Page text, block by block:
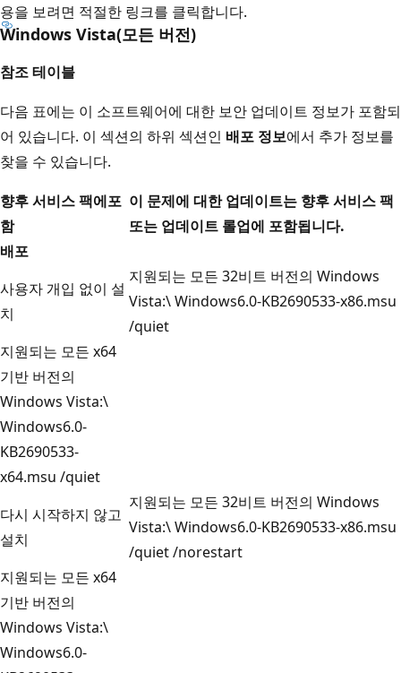
용을 보려면 적절한 링크를 클릭합니다.
Windows Vista(모든 버전)
참조 테이블
다음 표에는 이 소프트웨어에 대한 보안 업데이트 정보가 포함되
어 있습니다. 이 섹션의 하위 섹션인 배포 정보에서 추가 정보를
찾을 수 있습니다.
향후 서비스 팩에포
함
이 문제에 대한 업데이트는 향후 서비스 팩
또는 업데이트 롤업에 포함됩니다.
배포
사용자 개입 없이 설
치
지원되는 모든 32비트 버전의 Windows
Vista:\ Windows6.0-KB2690533-x86.msu
/quiet
지원되는 모든 x64
기반 버전의
Windows Vista:\
Windows6.0-
KB2690533-
x64.msu /quiet
다시 시작하지 않고
설치
지원되는 모든 32비트 버전의 Windows
Vista:\ Windows6.0-KB2690533-x86.msu
/quiet /norestart
지원되는 모든 x64
기반 버전의
Windows Vista:\
Windows6.0-